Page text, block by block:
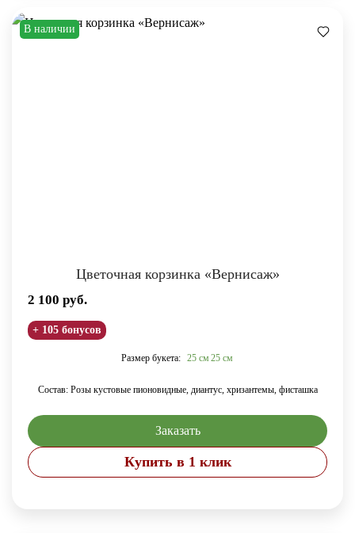
В наличии
Цветочная корзинка «Вернисаж»
2 100 руб.
+ 105 бонусов
Размер букета: 25 см 25 см
Состав: Розы кустовые пионовидные, диантус, хризантемы, фисташка
Заказать
Купить в 1 клик